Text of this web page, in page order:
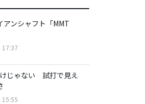
アンシャフト「MMT
17:37
じゃない 試打で見え